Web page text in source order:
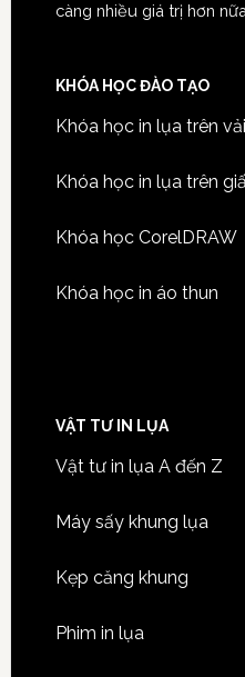
càng nhiều giá trị hơn
KHÓA HỌC ĐÀO TẠO
Khóa học in lụa trên vải
Khóa học in lụa trên
Khóa học CorelDRAW
Khóa học in áo thun
VẬT TƯ IN LỤA
Vật tư in lụa A đến Z
Máy sấy khung lụa
Kẹp căng khung
Phim in lụa